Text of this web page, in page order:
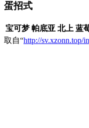
蛋招式
宝可梦 帕底亚 北上 蓝
取自“http://sv.xzonn.top/